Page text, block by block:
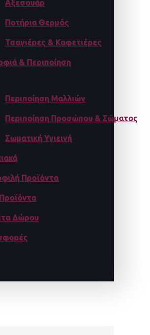
Αξεσουάρ
Ποτήρια Θερμός
Τσαγιέρες & Καφετιέρες
& Περιποίηση
Περιποίηση Μαλλιών
Περιποίηση Προσώπου & Σώματος
Σωματική Υγιεινή
Προϊόντα
Δώρου